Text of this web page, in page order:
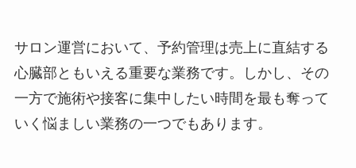
サロン運営において、予約管理は売上に直結する
心臓部ともいえる重要な業務です。しかし、その
一方で施術や接客に集中したい時間を最も奪って
いく悩ましい業務の一つでもあります。